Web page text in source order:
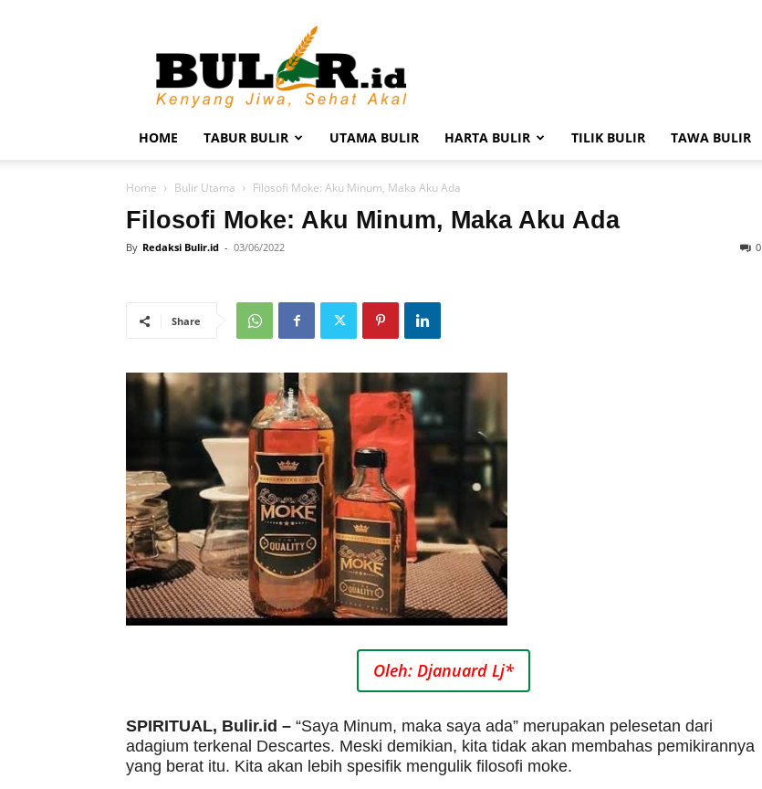
BULIR.ID
Kenyang
Jiwa,
Sehat
Akal
HOME TABUR BULIR UTAMA BULIR HARTA BULIR TILIK BULIR TAWA BULIR
Home Bulir Utama Filosofi Moke: Aku Minum, Maka Aku Ada
Filosofi Moke: Aku Minum, Maka Aku Ada
By Redaksi Bulir.id - 03/06/2022 0
Share
Oleh: Djanuard Lj*
SPIRITUAL, Bulir.id – “Saya Minum, maka saya ada” merupakan pelesetan dari
adagium terkenal Descartes. Meski demikian, kita tidak akan membahas pemikirannya
yang berat itu. Kita akan lebih spesifik mengulik filosofi moke.